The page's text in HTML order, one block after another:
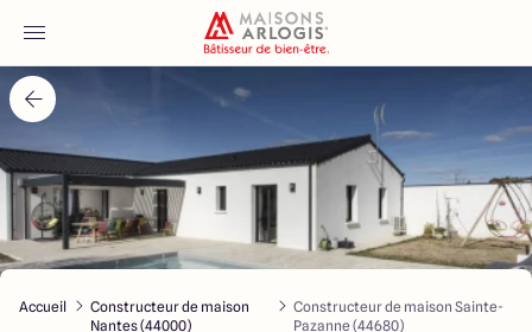
Accueil
Nos maisons
Nos annonces
Votre projet
Accueil
Constructeur de maison
Nantes (44000)
Constructeur de maison Sainte-
Pazanne (44680)